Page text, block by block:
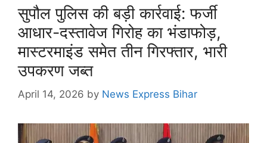
सुपौल पुलिस की बड़ी कार्रवाई: फर्जी
आधार-दस्तावेज गिरोह का भंडाफोड़,
मास्टरमाइंड समेत तीन गिरफ्तार, भारी
उपकरण जब्त
April 14, 2026 by News Express Bihar